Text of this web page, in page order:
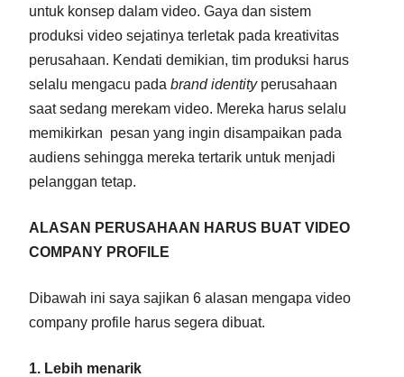
untuk konsep dalam video. Gaya dan sistem
produksi video sejatinya terletak pada kreativitas
perusahaan. Kendati demikian, tim produksi harus
selalu mengacu pada brand identity perusahaan
saat sedang merekam video. Mereka harus selalu
memikirkan pesan yang ingin disampaikan pada
audiens sehingga mereka tertarik untuk menjadi
pelanggan tetap.
ALASAN PERUSAHAAN HARUS BUAT VIDEO
COMPANY PROFILE
Dibawah ini saya sajikan 6 alasan mengapa video
company profile harus segera dibuat.
1. Lebih menarik